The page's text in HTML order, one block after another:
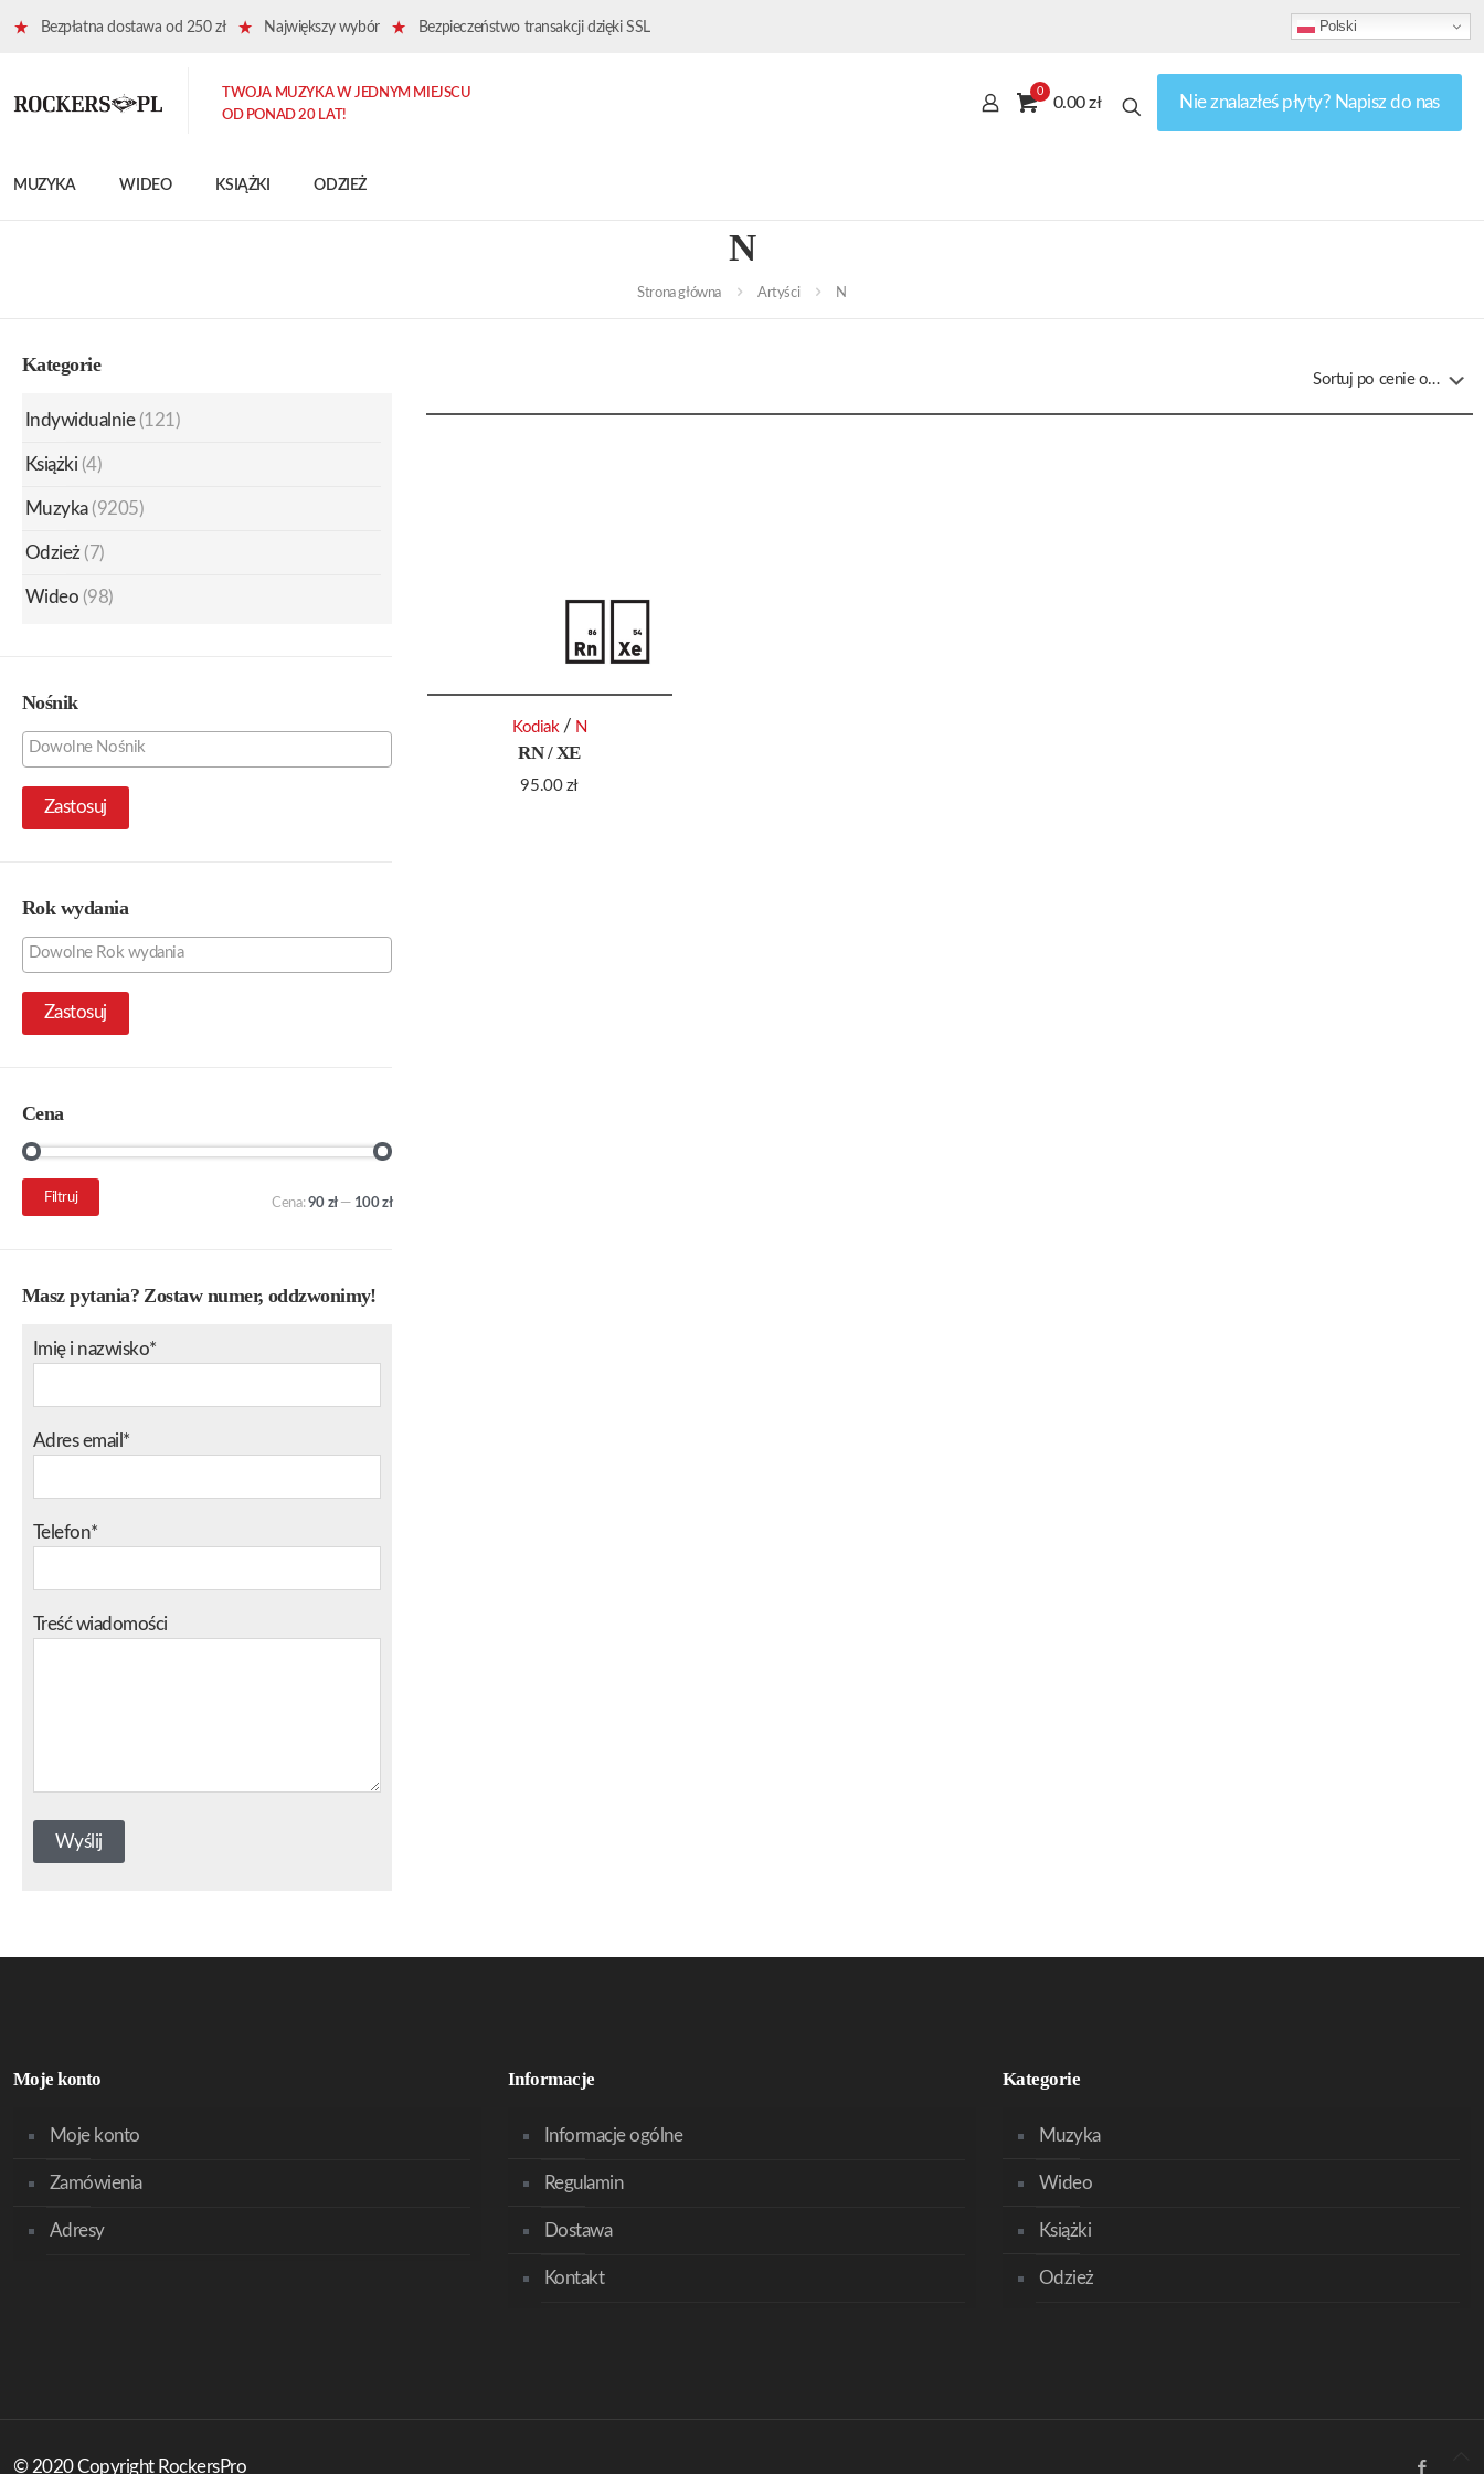
Bezpłatna dostawa od 250 zł Największy wybór Bezpieczeństwo transakcji dzięki SSL Polski
MUZYKA WIDEO KSIĄŻKI ODZIEŻ
TWOJA MUZYKA W JEDNYM MIEJSCU
OD PONAD 20 LAT!
0
0.00 zł Nie znalazłeś płyty? Napisz do nas
N
Strona główna Artyści N
RN / XE
95.00 zł
Kodiak / N
Kategorie
Indywidualnie (121)
Książki (4)
Muzyka (9205)
Odzież (7)
Wideo (98)
Nośnik
Zastosuj
Rok wydania
Zastosuj
Cena
Cena
min.
Cena
maks.
Filtruj Cena:90 zł— 100 zł
Masz pytania? Zostaw numer, oddzwonimy!
Imię i nazwisko*
Adres email*
Telefon*
Treść wiadomości
Moje konto
Moje konto
Zamówienia
Adresy
Informacje
Informacje ogólne
Regulamin
Dostawa
Kontakt
Kategorie
Muzyka
Wideo
Książki
Odzież
© 2020 Copyright RockersPro